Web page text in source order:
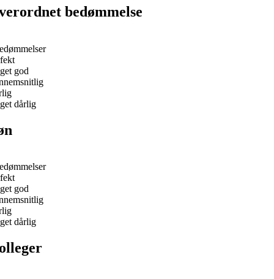
bedømmelse
god
dårlig
god
dårlig